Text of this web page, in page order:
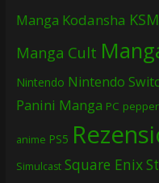
Manga Kodansha KSM
Manga Cult
Nintendo Nintendo
Panini Manga PC
anime PS5
Simulcast Square Enix